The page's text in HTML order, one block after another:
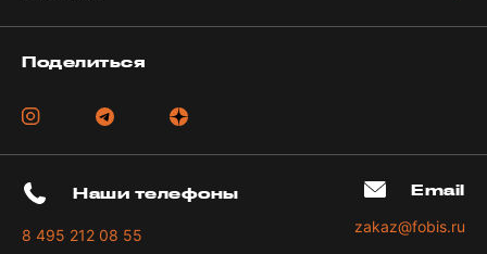
Поделиться
Наши телефоны
8 495 212 08 55
Email
zakaz@fobis.ru